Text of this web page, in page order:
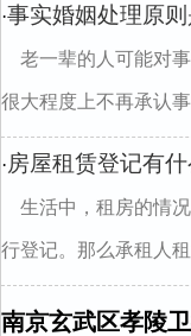
·事实婚姻处理原
老一辈的人可能对
很大程度上不再承认
·房屋租赁登记有什
生活中，租房的情
行登记。那么承租人
南京玄武区孝陵